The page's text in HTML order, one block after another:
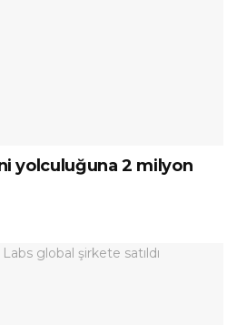
yolculuğuna 2 milyon